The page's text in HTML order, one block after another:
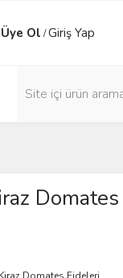
Üye Ol /Giriş Yap